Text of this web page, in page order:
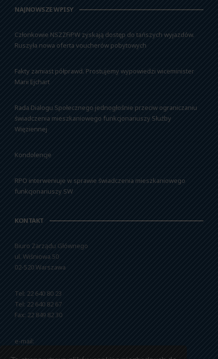
NAJNOWSZE WPISY
Członkowie NSZZFiPW zyskają dostęp do tańszych wyjazdów.
Ruszyła nowa oferta voucherów pobytowych
Fakty zamiast półprawd. Prostujemy wypowiedzi wiceminister
Marii Ejchart
Rada Dialogu Społecznego jednogłośnie przeciw ograniczaniu
świadczenia mieszkaniowego funkcjonariuszy Służby
Więziennej
Kondolencje
RPO interweniuje w sprawie świadczenia mieszkaniowego
funkcjonariuszy SW
KONTAKT
Biuro Zarządu Głównego
ul. Wiśniowa 50
02-520 Warszawa
Tel: 22 640 80 23
Tel: 22 640 82 67
Fax: 22 849 82 30
e-mail: